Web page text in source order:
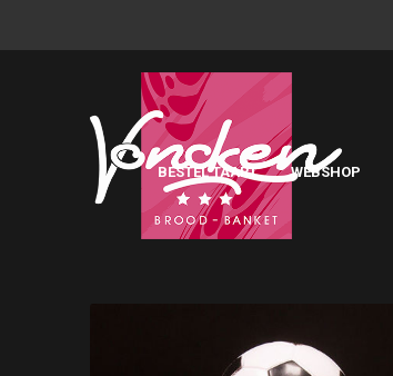
BESTEL TAART WEBSHOP